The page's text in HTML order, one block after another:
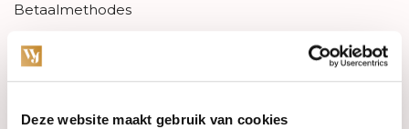
Deze website maakt gebruik van cookies
Betaalmethodes
Sitemap
Categorieën